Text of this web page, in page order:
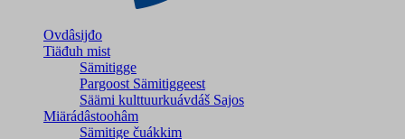
Ovdâsijđo
Tiäđuh mist
Sämitigge
Pargoost Sämitiggeest
Säämi kulttuurkuávdáš Sajos
Miärádâstoohâm
Sämitige čuákkim